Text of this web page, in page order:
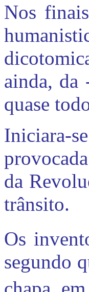
Nos
ainda, da
quase
Iniciara-
da
trânsito.
Os
segundo